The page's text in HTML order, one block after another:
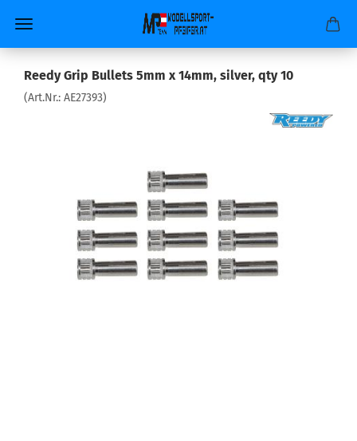
Reedy Grip Bullets 5mm x 14mm, silver, qty 10
(Art.Nr.: AE27393)